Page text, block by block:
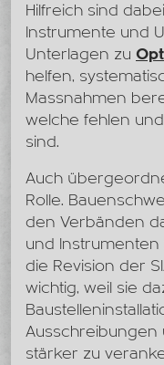
Hilfreich sind
Instrumente und
Unterlagen zu
helfen,
Massnahmen
welche fehlen
sind.
Auch
Rolle.
den Verbänden
und Instrumenten
die Revision der
wichtig, weil sie
Ausschreibungen
stärker zu